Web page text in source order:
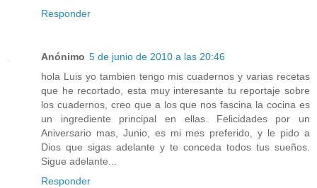
Responder
Anónimo 5 de junio de 2010 a las 20:46
hola Luis yo tambien tengo mis cuadernos y varias recetas
que he recortado, esta muy interesante tu reportaje sobre
los cuadernos, creo que a los que nos fascina la cocina es
un ingrediente principal en ellas. Felicidades por un
Aniversario mas, Junio, es mi mes preferido, y le pido a
Dios que sigas adelante y te conceda todos tus sueños.
Sigue adelante...
Responder